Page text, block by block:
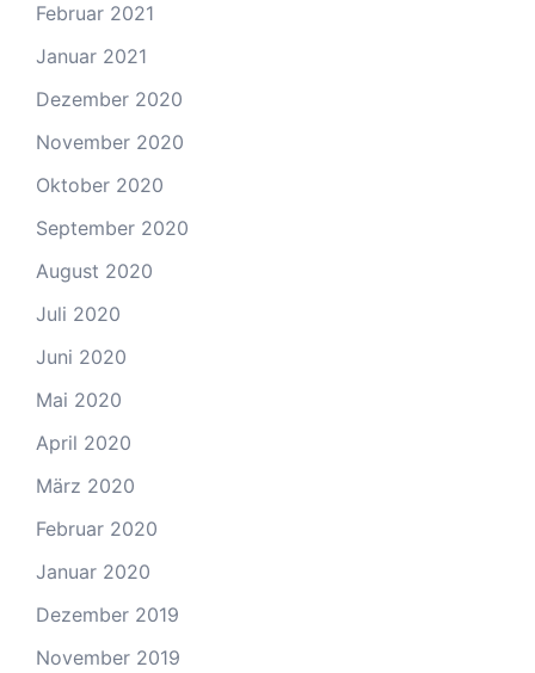
Februar 2021
Januar 2021
Dezember 2020
November 2020
Oktober 2020
September 2020
August 2020
Juli 2020
Juni 2020
Mai 2020
April 2020
März 2020
Februar 2020
Januar 2020
Dezember 2019
November 2019